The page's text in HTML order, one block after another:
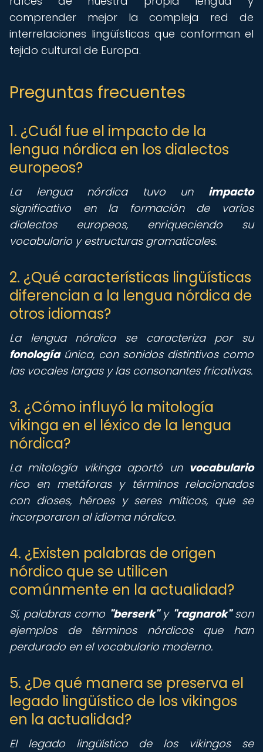
comprender mejor la compleja red de
interrelaciones lingüísticas que conforman el
tejido cultural de Europa.
Preguntas frecuentes
1. ¿Cuál fue el impacto de la
lengua nórdica en los dialectos
europeos?
La lengua nórdica tuvo un impacto
significativo en la formación de varios
dialectos europeos, enriqueciendo su
vocabulario y estructuras gramaticales.
2. ¿Qué características lingüísticas
diferencian a la lengua nórdica de
otros idiomas?
La lengua nórdica se caracteriza por su
fonologíaúnica, con sonidos distintivos como
las vocales largas y las consonantes fricativas.
3. ¿Cómo influyó la mitología
vikinga en el léxico de la lengua
nórdica?
La mitología vikinga aportó un vocabulario
rico en metáforas y términos relacionados
con dioses, héroes y seres míticos, que se
incorporaron al idioma nórdico.
4. ¿Existen palabras de origen
nórdico que se utilicen
comúnmente en la actualidad?
Sí, palabras como "berserk"y "ragnarok"son
ejemplos de términos nórdicos que han
perdurado en el vocabulario moderno.
5. ¿De qué manera se preserva el
legado lingüístico de los vikingos
en la actualidad?
El legado lingüístico de los vikingos se